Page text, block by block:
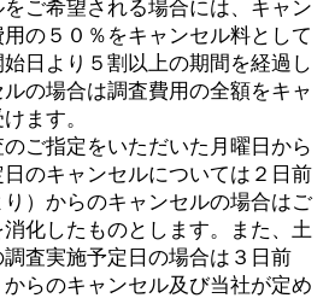
ご希望される場合には、キャン
の５０％をキャンセル料として
日より５割以上の期間を経過し
の場合は調査費用の全額をキャ
ます。
ご指定をいただいた月曜日から
のキャンセルについては２日前
）からのキャンセルの場合はご
化したものとします。また、土
査実施予定日の場合は３日前
からのキャンセル及び当社が定め